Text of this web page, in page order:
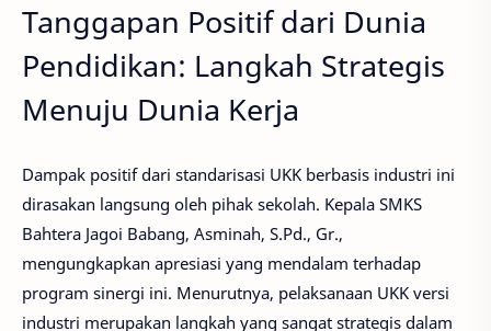
Tanggapan Positif dari Dunia
Pendidikan: Langkah Strategis
Menuju Dunia Kerja
Dampak positif dari standarisasi UKK berbasis industri ini
dirasakan langsung oleh pihak sekolah. Kepala SMKS
Bahtera Jagoi Babang, Asminah, S.Pd., Gr.,
mengungkapkan apresiasi yang mendalam terhadap
program sinergi ini. Menurutnya, pelaksanaan UKK versi
industri merupakan langkah yang sangat strategis dalam